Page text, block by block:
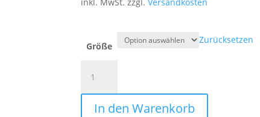
Größe
Zurücksetzen
MV
Shirt
MengeIn den Warenkorb